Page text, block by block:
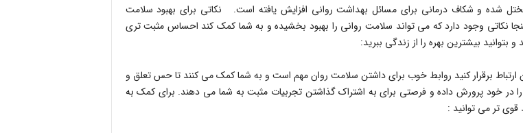
شده و شکاف درمانی برای مسائل بهداشت روانی افزایش یافته است. نکاتی برای بهبود سلامت
نکاتی وجود دارد که می تواند سلامت روانی را بهبود بخشیده و به شما کمک کند احساس مثبت تری
و بتوانید بیشترین بهره را از زندگی ببرید:
ارتباط برقرار کنید روابط خوب برای داشتن سلامت روان مهم است و به شما کمک می کنند تا حس تعلق و
در خود پرورش داده و فرصتی برای به اشتراک گذاشتن تجربیات مثبت به شما می دهند. برای کمک به
قوی تر می توانید :